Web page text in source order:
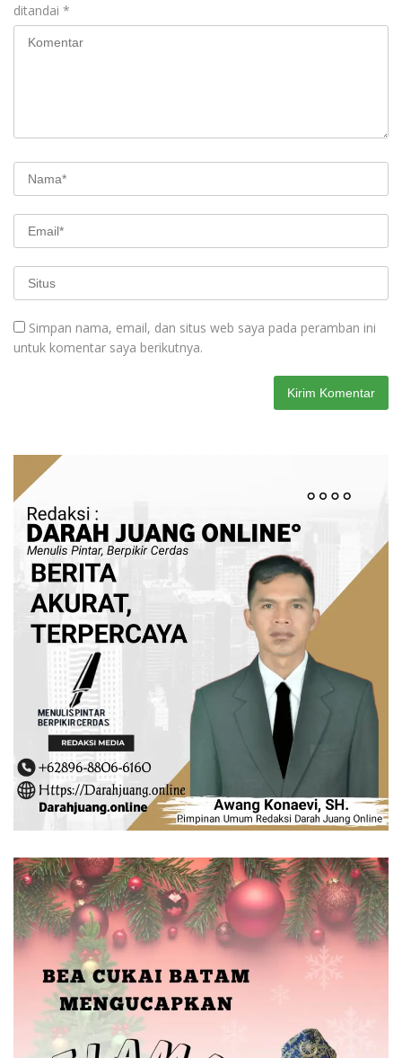
ditandai *
Simpan nama, email, dan situs web saya pada peramban ini
untuk komentar saya berikutnya.